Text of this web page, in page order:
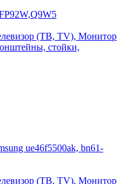
(ТВ, TV), Монитор
стойки,
ue46f5500ak, bn61-
(ТВ, TV), Монитор